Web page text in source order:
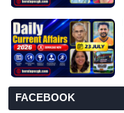
FACEBOOK